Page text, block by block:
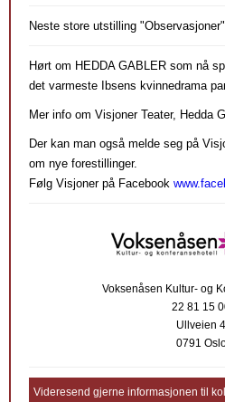
Neste store utstilling
Hørt om HEDDA GABLER som nå
det varmeste Ibsens kvinnedrama
Mer info om Visjoner Teater, Hedda
Der kan man også melde seg på
om nye forestillinger.
Følg Visjoner på Facebook
Voksenåsen Kultur- og
22 81 15
Ullveien 4
0791
Videresend gjerne informasjonen til